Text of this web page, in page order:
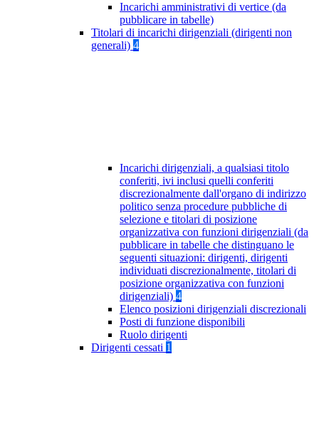
Incarichi amministrativi di vertice (da
pubblicare in tabelle)
Titolari di incarichi dirigenziali (dirigenti non
generali) 4
Incarichi dirigenziali, a qualsiasi titolo
conferiti, ivi inclusi quelli conferiti
discrezionalmente dall'organo di indirizzo
politico senza procedure pubbliche di
selezione e titolari di posizione
organizzativa con funzioni dirigenziali (da
pubblicare in tabelle che distinguano le
seguenti situazioni: dirigenti, dirigenti
individuati discrezionalmente, titolari di
posizione organizzativa con funzioni
dirigenziali) 4
Elenco posizioni dirigenziali discrezionali
Posti di funzione disponibili
Ruolo dirigenti
Dirigenti cessati 1